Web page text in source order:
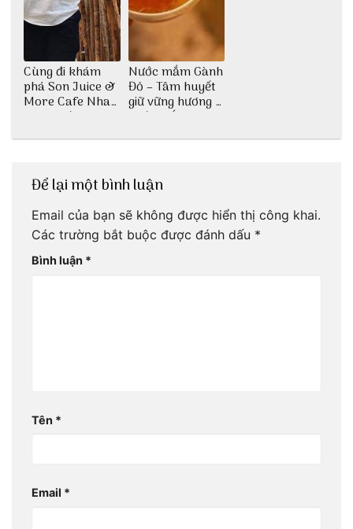
Cùng đi khám
phá Son Juice &
More Cafe Nha
Trang với anh
Nước mắm Gành
Đỏ – Tâm huyết
giữ vững hương vị
nước mắm sau
Để lại một bình luận
Email của bạn sẽ không được hiển thị công khai.
Các trường bắt buộc được đánh dấu *
Bình luận *
Tên *
Email *